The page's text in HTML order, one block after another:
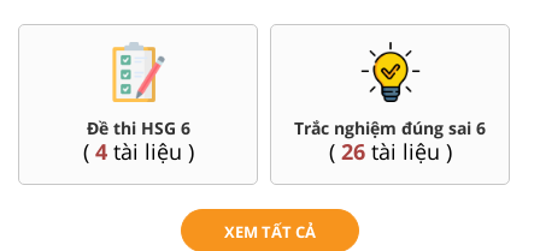
Đề thi HSG 6
( 4tài liệu )
Trắc nghiệm đúng sai 6
( 26tài liệu )
XEM TẤT CẢ